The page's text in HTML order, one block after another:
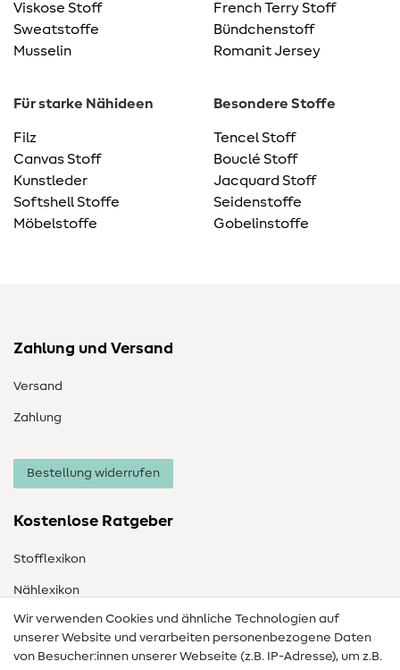
Viskose Stoff
Sweatstoffe
Musselin
French Terry Stoff
Bündchenstoff
Romanit Jersey
Für starke Nähideen
Filz
Canvas Stoff
Kunstleder
Softshell Stoffe
Möbelstoffe
Besondere Stoffe
Tencel Stoff
Bouclé Stoff
Jacquard Stoff
Seidenstoffe
Gobelinstoffe
Zahlung und Versand
Versand
Zahlung
Bestellung widerrufen
Kostenlose Ratgeber
Stofflexikon
Nählexikon
Nähanleitungen
Hilfe & Kontakt
Wir verwenden Cookies und ähnliche Technologien auf
unserer Website und verarbeiten personenbezogene Daten
von Besucher:innen unserer Webseite (z.B. IP-Adresse), um z.B.